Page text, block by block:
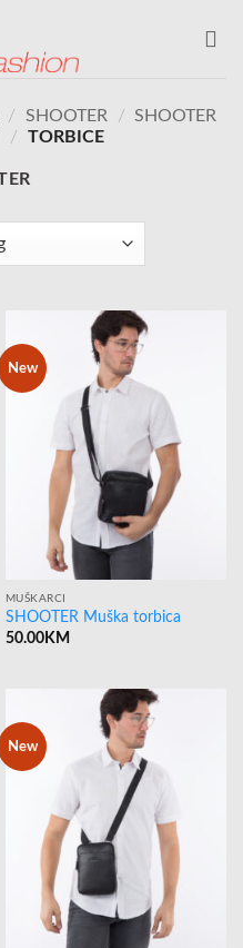
/ SHOOTER / SHOOTER
/ TORBICE
New
MUŠKARCI
SHOOTER Muška torbica
50.00KM
New